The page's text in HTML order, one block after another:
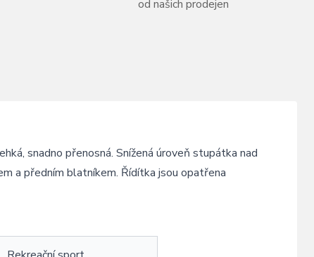
od našich prodejen
snadno přenosná. Snížená úroveň stupátka nad
a předním blatníkem. Řídítka jsou opatřena